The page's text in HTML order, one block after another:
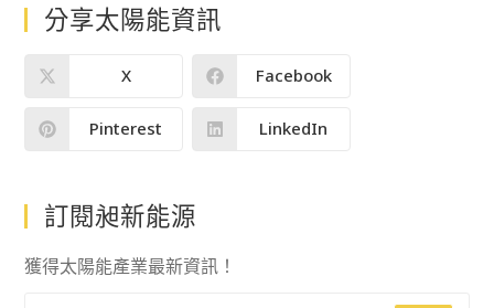
分享太陽能資訊
X Facebook
Pinterest LinkedIn
訂閱昶新能源
獲得太陽能產業最新資訊！